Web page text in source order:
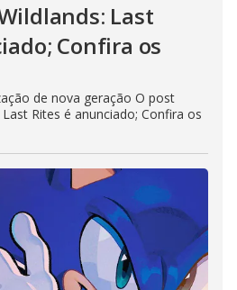
Last
Confira os
de nova geração O post
Rites é anunciado; Confira os